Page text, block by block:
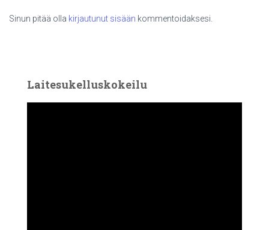
Sinun pitää olla kirjautunut sisään kommentoidaksesi.
Laitesukelluskokeilu